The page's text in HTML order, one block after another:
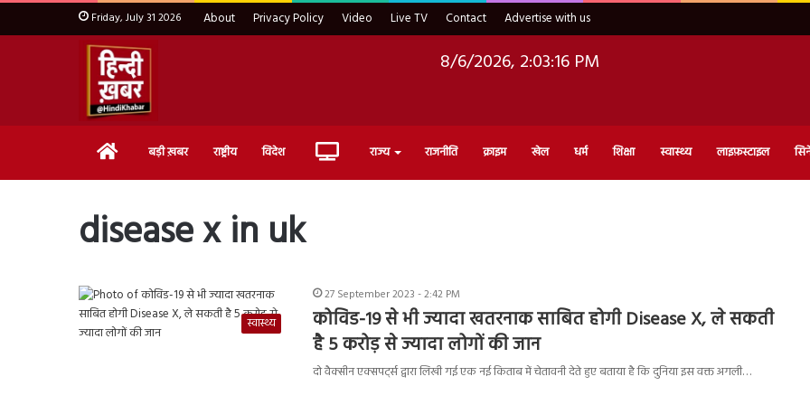
Friday, July 31 2026 About Privacy Policy Video Live TV Contact Advertise with us
8/6/2026, 2:03:17 PM
Home बड़ी ख़बर राष्ट्रीय विदेश Live राज्य राजनीति क्राइम खेल धर्म शिक्षा स्वास्थ्य लाइफ़स्टाइल
disease x in uk
स्वास्थ्य
27 September 2023 - 2:42 PM
कोविड-19 से भी ज्यादा खतरनाक साबित होगी Disease X, ले सकती
है 5 करोड़ से ज्यादा लोगों की जान
दो वैक्सीन एक्सपर्ट्स द्वारा लिखी गई एक नई किताब में चेतावनी देते हुए बताया है कि दुनिया इस वक्त अगली…